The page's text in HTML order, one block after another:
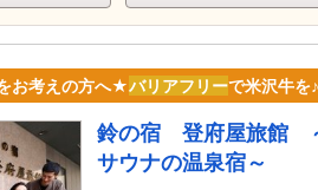
お考えの方へ★バリアフリーで米沢牛を♪
鈴の宿 登府屋旅館
サウナの温泉宿～